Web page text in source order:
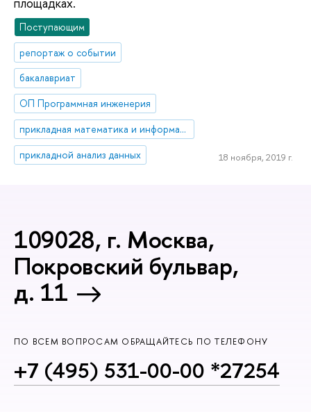
Поступающим
репортаж о событии
бакалавриат
ОП Программная инженерия
прикладная математика и информатика
прикладной анализ данных
18 ноября, 2019 г.
109028, г. Москва,
Покровский бульвар,
д. 11
ПО ВСЕМ ВОПРОСАМ ОБРАЩАЙТЕСЬ ПО ТЕЛЕФОНУ
+7 (495) 531-00-00 *27254